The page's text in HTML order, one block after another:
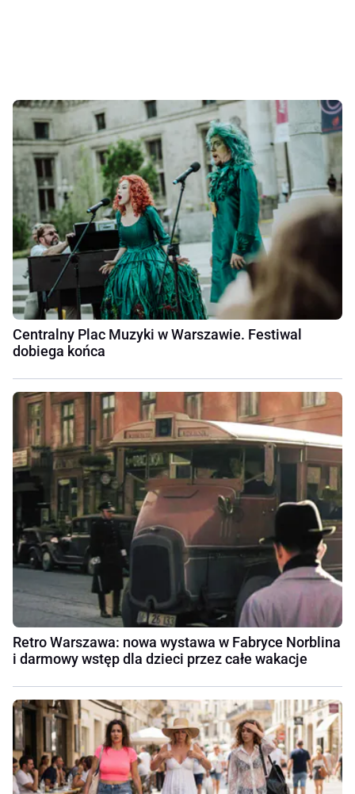
Centralny Plac Muzyki w Warszawie. Festiwal
dobiega końca
Retro Warszawa: nowa wystawa w Fabryce Norblina
i darmowy wstęp dla dzieci przez całe wakacje